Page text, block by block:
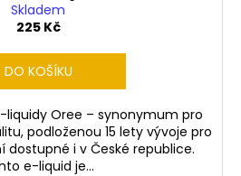
Skladem
225 Kč
DO KOŠÍKU
Oree – synonymum pro
podloženou 15 lety vývoje pro
dostupné i v České republice.
e-liquid je...